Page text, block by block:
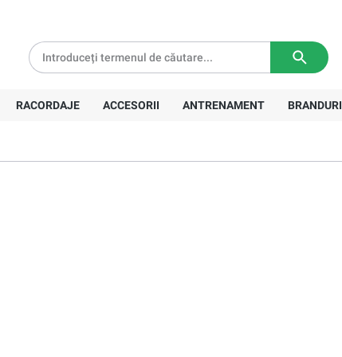
RACORDAJE ACCESORII ANTRENAMENT BRANDURI